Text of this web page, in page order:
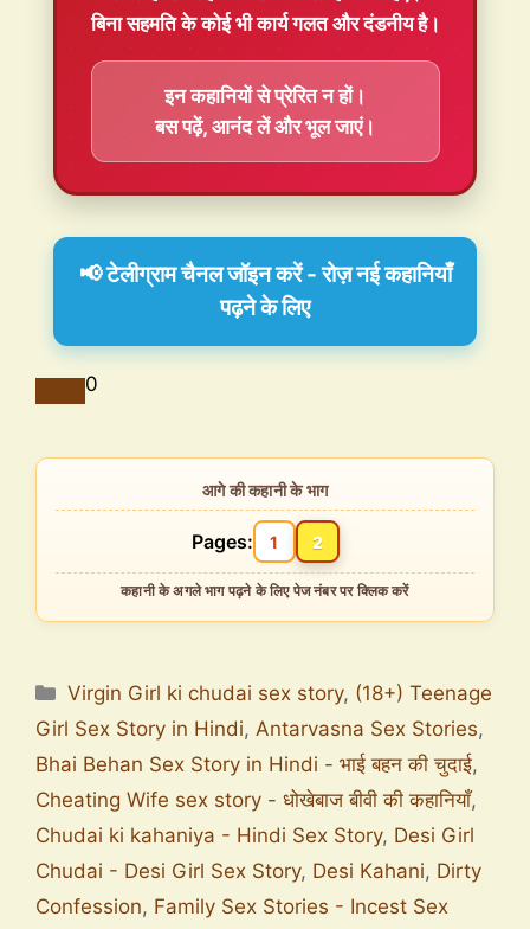
बिना सहमति के कोई भी कार्य गलत और दंडनीय है।
इन कहानियों से प्रेरित न हों।
बस पढ़ें, आनंद लें और भूल जाएं।
📢 टेलीग्राम चैनल जॉइन करें - रोज़ नई कहानियाँ
पढ़ने के लिए
0
Pages: 1 2
Virgin Girl ki chudai sex story, (18+) Teenage
Girl Sex Story in Hindi, Antarvasna Sex Stories,
Bhai Behan Sex Story in Hindi - भाई बहन की चुदाई,
Cheating Wife sex story - धोखेबाज बीवी की कहानियाँ,
Chudai ki kahaniya - Hindi Sex Story, Desi Girl
Chudai - Desi Girl Sex Story, Desi Kahani, Dirty
Confession, Family Sex Stories - Incest Sex